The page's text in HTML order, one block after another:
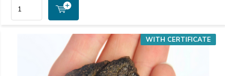
WITH CERTIFICATE